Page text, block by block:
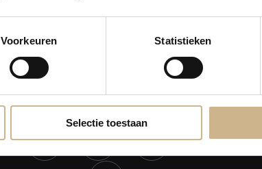
Voorkeuren Statistieken
Selectie toestaan